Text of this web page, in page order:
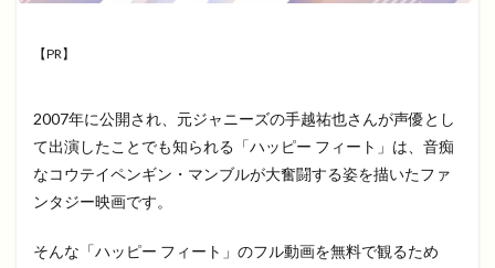
【PR】
2007年に公開され、元ジャニーズの手越祐也さんが声優とし
て出演したことでも知られる「ハッピー フィート」は、音痴
なコウテイペンギン・マンブルが大奮闘する姿を描いたファ
ンタジー映画です。
そんな「ハッピー フィート」のフル動画を無料で観るため